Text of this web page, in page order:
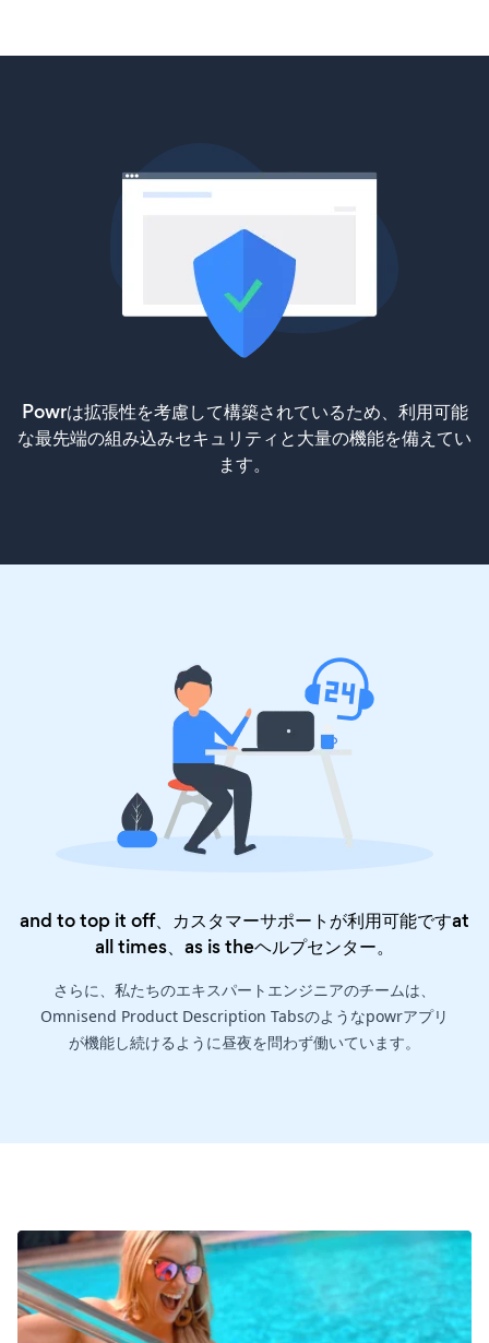
Powrは拡張性を考慮して構築されているため、利用可能
な最先端の組み込みセキュリティと大量の機能を備えてい
ます。
and to top it off、カスタマーサポートが利用可能ですat
all times、as is theヘルプセンター。
さらに、私たちのエキスパートエンジニアのチームは、
Omnisend Product Description Tabsのようなpowrアプリ
が機能し続けるように昼夜を問わず働いています。